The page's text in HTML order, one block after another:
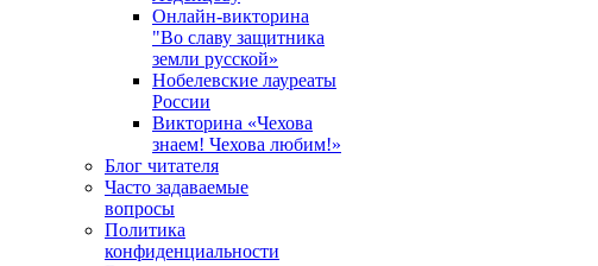
Онлайн-викторина
"Во славу защитника
земли русской»
Нобелевские лауреаты
России
Викторина «Чехова
знаем! Чехова любим!»
Блог читателя
Часто задаваемые
вопросы
Политика
конфиденциальности